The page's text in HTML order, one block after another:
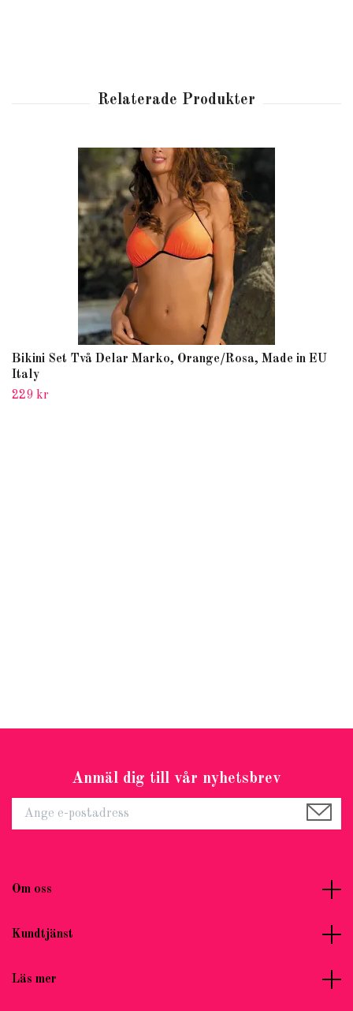
Bikini Set Två Delar Marko, Orange/Rosa, Made in EU
Italy
229 kr
Anmäl dig till vår nyhetsbrev
Om oss
Kundtjänst
Läs mer